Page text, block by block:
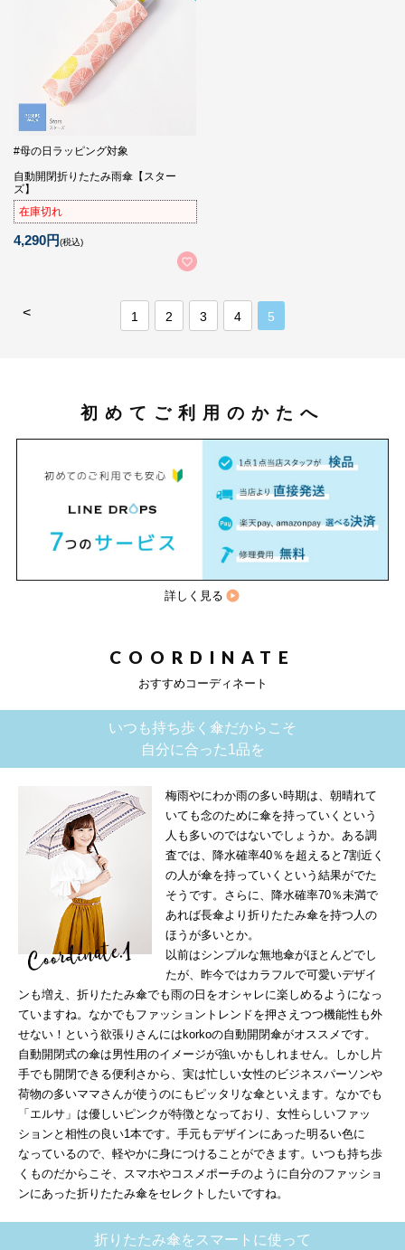
#母の日ラッピング対象
自動開閉折りたたみ雨傘【スター
ズ】
在庫切れ
4,290円(税込)
< 1 2 3 4 5
初めてご利用のかたへ
詳しく見る
COORDINATE
おすすめコーディネート
いつも持ち歩く傘だからこそ
自分に合った1品を
梅雨やにわか雨の多い時期は、朝晴れて
いても念のために傘を持っていくという
人も多いのではないでしょうか。ある調
査では、降水確率40％を超えると7割近く
の人が傘を持っていくという結果がでた
そうです。さらに、降水確率70％未満で
あれば長傘より折りたたみ傘を持つ人の
ほうが多いとか。
以前はシンプルな無地傘がほとんどでし
たが、昨今ではカラフルで可愛いデザイ
ンも増え、折りたたみ傘でも雨の日をオシャレに楽しめるようになっ
ていますね。なかでもファッショントレンドを押さえつつ機能性も外
せない！という欲張りさんにはkorkoの自動開閉傘がオススメです。
自動開閉式の傘は男性用のイメージが強いかもしれません。しかし片
手でも開閉できる便利さから、実は忙しい女性のビジネスパーソンや
荷物の多いママさんが使うのにもピッタリな傘といえます。なかでも
「エルサ」は優しいピンクが特徴となっており、女性らしいファッ
ションと相性の良い1本です。手元もデザインにあった明るい色に
なっているので、軽やかに身につけることができます。いつも持ち歩
くものだからこそ、スマホやコスメポーチのように自分のファッショ
ンにあった折りたたみ傘をセレクトしたいですね。
折りたたみ傘をスマートに使って